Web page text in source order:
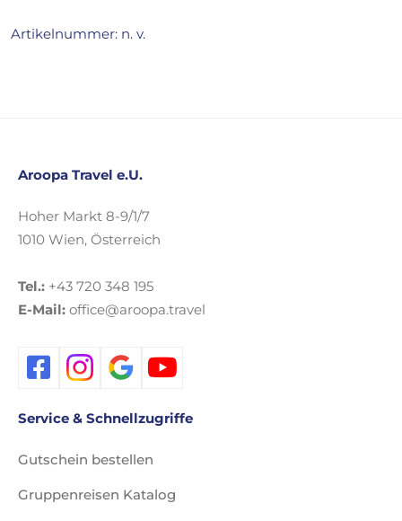
Artikelnummer: n. v.
Aroopa Travel e.U.
Hoher Markt 8-9/1/7
1010 Wien, Österreich
Tel.: +43 720 348 195
E-Mail: office@aroopa.travel
Service & Schnellzugriffe
Gutschein bestellen
Gruppenreisen Katalog